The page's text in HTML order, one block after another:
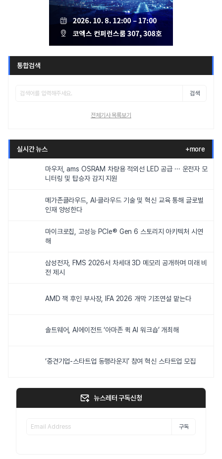
통합검색
검색
전체기사 목록보기
실시간 뉴스 +more
마우저, ams OSRAM 차량용 적외선 LED 공급 ··· 운전자 모
니터링 및 탑승자 감지 지원
메가존클라우드, AI·클라우드 기술 및 혁신 교육 통해 글로벌
인재 양성한다
마이크로칩, 고성능 PCIe® Gen 6 스토리지 아키텍처 시연
해
삼성전자, FMS 2026서 차세대 3D 메모리 공개하며 미래 비
전 제시
AMD 잭 후인 부사장, IFA 2026 개막 기조연설 맡는다
솔트웨어, AI에이전트 ‘아마존 퀵 AI 워크숍’ 개최해
‘중견기업-스타트업 동행라운지’ 참여 혁신 스타트업 모집
뉴스레터 구독신청
구독